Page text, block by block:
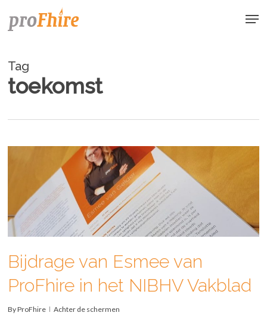
Tag
toekomst
Bijdrage van Esmee van
ProFhire in het NIBHV Vakblad
ByProFhire Achter de schermen